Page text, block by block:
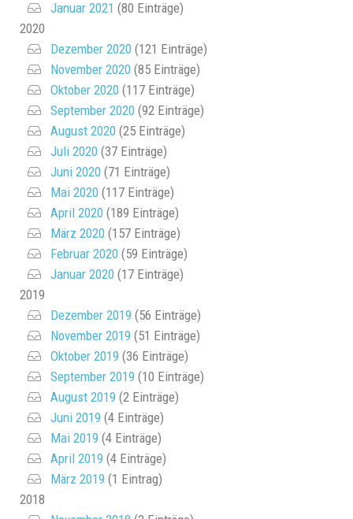
Januar 2021 (80 Einträge)
2020
Dezember 2020 (121 Einträge)
November 2020 (85 Einträge)
Oktober 2020 (117 Einträge)
September 2020 (92 Einträge)
August 2020 (25 Einträge)
Juli 2020 (37 Einträge)
Juni 2020 (71 Einträge)
Mai 2020 (117 Einträge)
April 2020 (189 Einträge)
März 2020 (157 Einträge)
Februar 2020 (59 Einträge)
Januar 2020 (17 Einträge)
2019
Dezember 2019 (56 Einträge)
November 2019 (51 Einträge)
Oktober 2019 (36 Einträge)
September 2019 (10 Einträge)
August 2019 (2 Einträge)
Juni 2019 (4 Einträge)
Mai 2019 (4 Einträge)
April 2019 (4 Einträge)
März 2019 (1 Eintrag)
2018